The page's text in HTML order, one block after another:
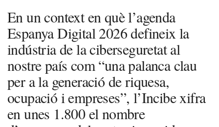
En un context en què l’agenda
Espanya Digital 2026 defineix la
indústria de la ciberseguretat al
nostre país com “una palanca clau
per a la generació de riquesa,
ocupació i empreses”, l’Incibe xifra
en unes 1.800 el nombre